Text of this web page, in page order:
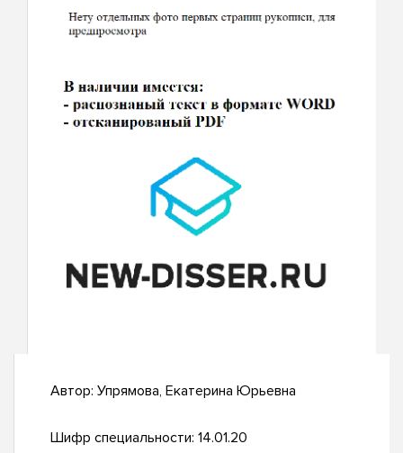
Автор: Упрямова, Екатерина Юрьевна
Шифр специальности: 14.01.20